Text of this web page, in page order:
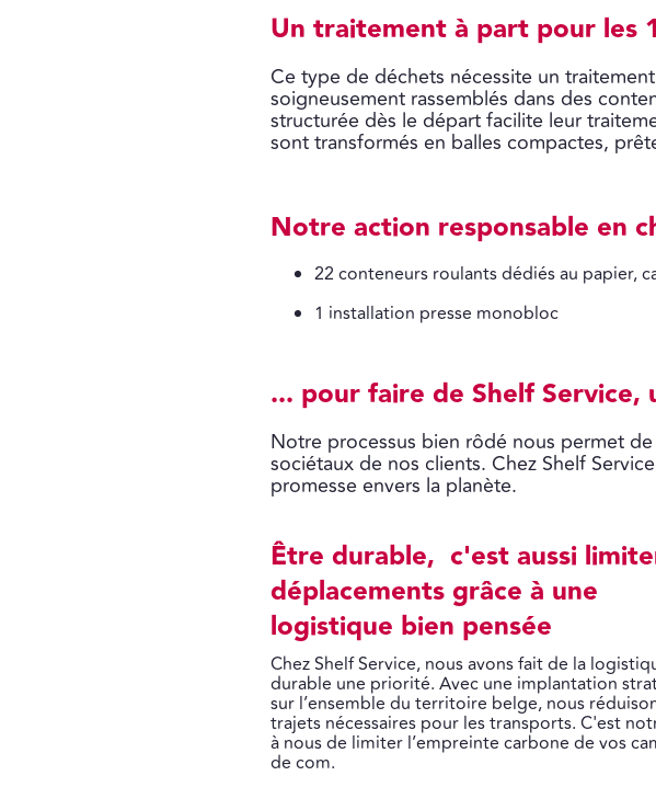
Un traitement à part pour les
Ce type de déchets nécessite un
soigneusement rassemblés dans des
structurée dès le départ facilite leur
sont transformés en balles compactes,
Notre action responsable en
22 conteneurs roulants dédiés au papier,
1 installation presse monobloc
... pour faire de Shelf
Notre processus bien rôdé nous permet
sociétaux de nos clients. Chez Shelf
promesse envers la planète.
Être durable, c'est aussi
déplacements grâce à une
logistique bien pensée
Chez Shelf Service, nous avons fait de la
durable une priorité. Avec une implantation
sur l’ensemble du territoire belge, nous
trajets nécessaires pour les transports. C'est
à nous de limiter l’empreinte carbone de vos
de com.